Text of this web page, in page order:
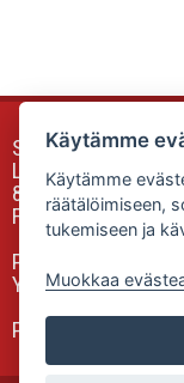
Sunfox
Luokkalankuja 2
85340 SIEVI
Finland
Puh: 0505335806
Powered by:
Käytämme
Käytämme
räätälöimiseen,
tukemiseen ja
Muokkaa